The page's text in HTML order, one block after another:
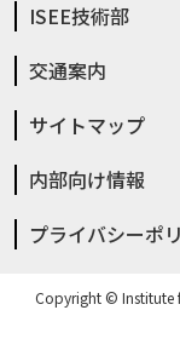
ISEE技術部
交通案内
サイトマップ
内部向け情報
プライバシーポ
Copyright © Institute